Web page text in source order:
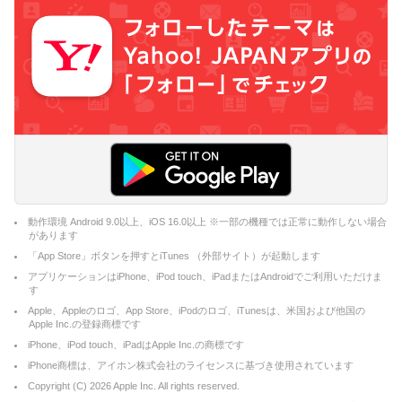
動作環境 Android 9.0以上、iOS 16.0以上 ※一部の機種では正常に動作しない場合
があります
「App Store」ボタンを押すとiTunes （外部サイト）が起動します
アプリケーションはiPhone、iPod touch、iPadまたはAndroidでご利用いただけま
す
Apple、Appleのロゴ、App Store、iPodのロゴ、iTunesは、米国および他国の
Apple Inc.の登録商標です
iPhone、iPod touch、iPadはApple Inc.の商標です
iPhone商標は、アイホン株式会社のライセンスに基づき使用されています
Copyright (C) 2026Apple Inc. All rights reserved.